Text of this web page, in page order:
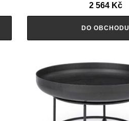
2 564 Kč
DO OBCHODU